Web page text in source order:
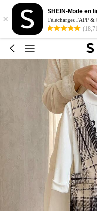
×
SHEIN-Mode en
Téléchargez l'APP &